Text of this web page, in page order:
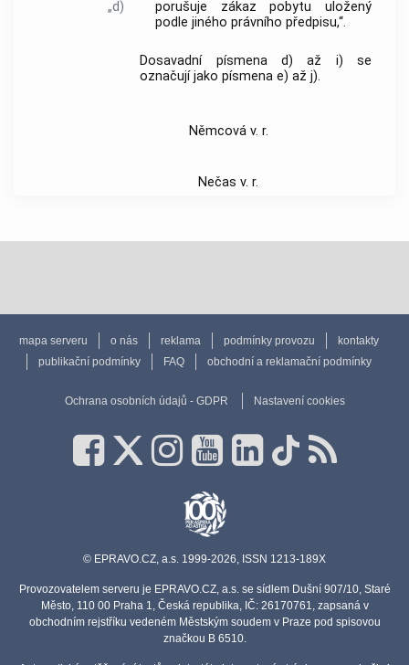
„d)
porušuje zákaz pobytu uložený
podle jiného právního předpisu,“.
Dosavadní písmena d) až i) se
označují jako písmena e) až j).
Němcová v. r.
Nečas v. r.
mapa serveru o nás reklama podmínky provozu
kontakty
publikační podmínky
FAQ obchodní a reklamační podmínky
Ochrana osobních údajů - GDPR Nastavení cookies
© EPRAVO.CZ, a.s. 1999-2026, ISSN 1213-189X
Provozovatelem serveru je EPRAVO.CZ, a.s. se sídlem Dušní 907/10, Staré
Město, 110 00 Praha 1, Česká republika, IČ: 26170761, zapsaná v
obchodním rejstříku vedeném Městským soudem v Praze pod spisovou
značkou B 6510.